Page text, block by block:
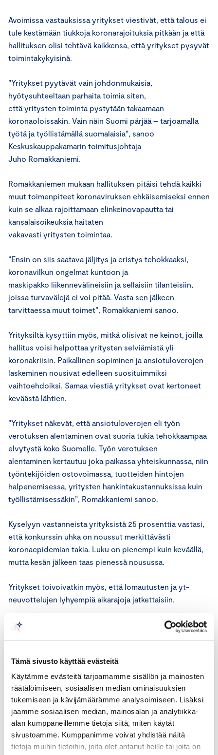
Tämä sivusto käyttää evästeitä
Käytämme evästeitä tarjoamamme sisällön ja mainosten
räätälöimiseen, sosiaalisen median ominaisuuksien
tukemiseen ja kävijämäärämme analysoimiseen. Lisäksi
jaamme sosiaalisen median, mainosalan ja analytiikka-
alan kumppaneillemme tietoja siitä, miten käytät
sivustoamme. Kumppanimme voivat yhdistää näitä
tietoja muihin tietoihin, joita olet antanut heille tai joita on
Avoimissa vastauksissa yritykset viestivät, että talous ei
tule kestämään tiukkoja koronarajoituksia pitkään ja että
hallituksen olisi tehtävä kaikkensa, että yritykset pysyvät
toimintakykyisinä.
”Yritykset pyytävät vain johdonmukaisia,
hyötysuhteeltaan parhaita toimia siten,
että yritysten toiminta pystytään takaamaan
koronaoloissakin. Vain näin Suomi pärjää – tarjoamalla
työtä ja työllistämällä suomalaisia”, sanoo
Keskuskauppakamarin toimitusjohtaja
Juho Romakkaniemi.
Romakkaniemen mukaan hallituksen pitäisi tehdä kaikki
muut toimenpiteet koronaviruksen ehkäisemiseksi ennen
kuin se alkaa rajoittamaan elinkeinovapautta tai
kansalaisoikeuksia haitaten
vakavasti yritysten toimintaa.
”Ensin on siis saatava jäljitys ja eristys tehokkaaksi,
koronavilkun ongelmat kuntoon ja
maskipakko liikennevälineisiin ja sellaisiin tilanteisiin,
joissa turvavälejä ei voi pitää. Vasta sen jälkeen
tarvittaessa muut toimet”, Romakkaniemi sanoo.
Yrityksiltä kysyttiin myös, mitkä olisivat ne keinot, joilla
hallitus voisi helpottaa yritysten selviämistä yli
koronakriisin. Paikallinen sopiminen ja ansiotuloverojen
laskeminen nousivat edelleen suosituimmiksi
vaihtoehdoiksi. Samaa viestiä yritykset ovat kertoneet
keväästä lähtien.
”Yritykset näkevät, että ansiotuloverojen eli työn
verotuksen alentaminen ovat suoria tukia tehokkaampaa
elvytystä koko Suomelle. Työn verotuksen
alentaminen kertautuu joka paikassa yhteiskunnassa, niin
työntekijöiden ostovoimassa, tuotteiden hintojen
halpenemisessa, yritysten hankintakustannuksissa kuin
työllistämisessäkin”, Romakkaniemi sanoo.
Kyselyyn vastanneista yrityksistä 25 prosenttia vastasi,
että konkurssin uhka on noussut merkittävästi
koronaepidemian takia. Luku on pienempi kuin keväällä,
mutta kesän jälkeen taas pienessä nousussa.
Yritykset toivoivatkin myös, että lomautusten ja yt-
neuvottelujen lyhyempiä aikarajoja jatkettaisiin.
”Näillä toimilla pelastetaan työpaikkoja. Lyhyemmät
pitämään rajoituksista huolimatta yrityksen toiminnassa
ja takaisi näin työpaikan mahdollisimman monelle
suomalaiselle. Konkurssin tehnyt yritys ei
työllistä”, Romakkaniemi sanoo.
Kauppakamarien kysely tehtiin 8.10.2020. Kyselyyn
vastasi 2929 kauppakamarien jäsenyritystä. Vastauksia
kertyi kaikilta toimialoilta ympäri Suomen sekä kaiken